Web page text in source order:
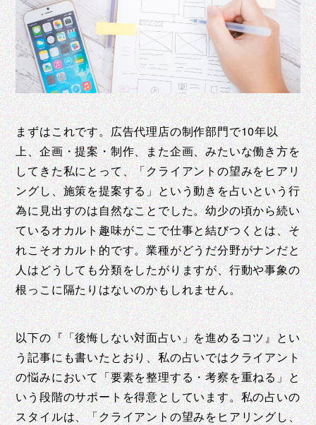
まずはこれです。広告代理店の制作部門で10年以
上、企画・提案・制作、また企画、みたいな働き方を
してきた私にとって、「クライアントの望みをヒアリ
ングし、施策を提案する」という動きを占いという行
為に見出すのは自然なことでした。幼少の頃から続い
ているオカルト趣味がここで仕事と結びつくとは、そ
れこそオカルト的です。業種がどうだ分野がナンだと
人はどうしても分類をしたがりますが、行動や事象の
根っこに隔たりはないのかもしれません。
以下の『「後悔しない対面占い」を進めるコツ』とい
う記事にも書いたとおり、私の占いではクライアント
の悩みにおいて「要素を整理する・考察を重ねる」と
いう段階のサポートを得意としています。私の占いの
スタイルは、「クライアントの望みをヒアリングし、